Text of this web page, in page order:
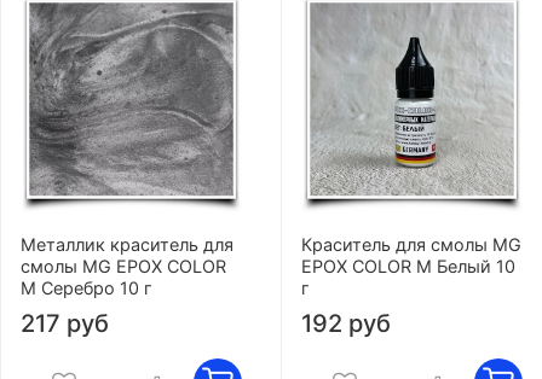
Металлик краситель для
смолы MG EPOX COLOR
M Серебро 10 г
217 руб
Краситель для смолы MG
EPOX COLOR M Белый 10
г
192 руб